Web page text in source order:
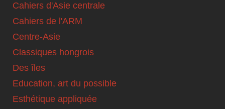
Cahiers d'Asie centrale
Cahiers de l'ARM
Centre-Asie
Classiques hongrois
Des îles
Education, art du possible
Esthétique appliquée